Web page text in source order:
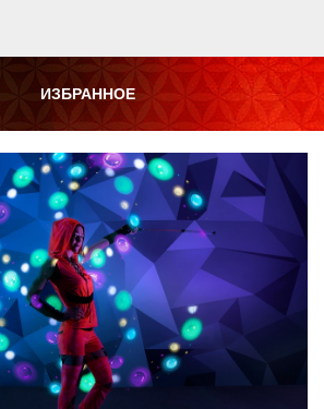
ИЗБРАННОЕ